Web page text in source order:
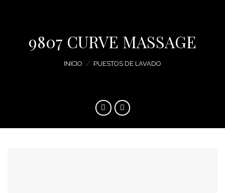
9807 CURVE MASSAGE
INICIO / PUESTOS DE LAVADO